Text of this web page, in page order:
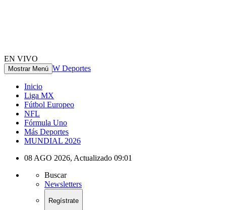
EN VIVO
Mostrar Menú W Deportes
Inicio
Liga MX
Fútbol Europeo
NFL
Fórmula Uno
Más Deportes
MUNDIAL 2026
08 AGO 2026, Actualizado 09:01
Buscar
Newsletters
Regístrate